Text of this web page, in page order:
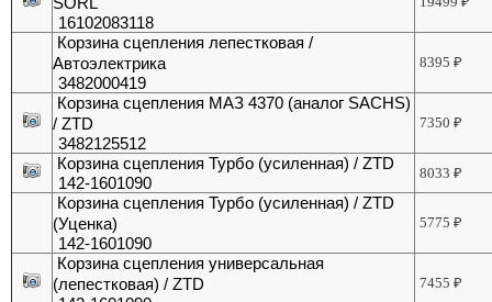
16102083118
Корзина сцепления лепестковая /
Автоэлектрика
3482000419
8395₽
Корзина сцепления МАЗ 4370 (аналог SACHS)
/ ZTD
3482125512
7350₽
Корзина сцепления Турбо (усиленная) / ZTD
142-1601090
8033₽
Корзина сцепления Турбо (усиленная) / ZTD
(Уценка)
142-1601090
5775₽
Корзина сцепления универсальная
(лепестковая) / ZTD
7455₽